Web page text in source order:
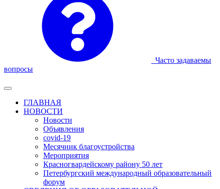
Часто задаваемы
вопросы
ГЛАВНАЯ
НОВОСТИ
Новости
Объявления
covid-19
Месячник благоустройства
Мероприятия
Красногвардейскому району 50 лет
Петербургский международный образовательный
форум